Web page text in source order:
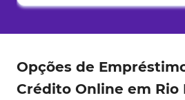
Opções de
Crédito Online em Rio